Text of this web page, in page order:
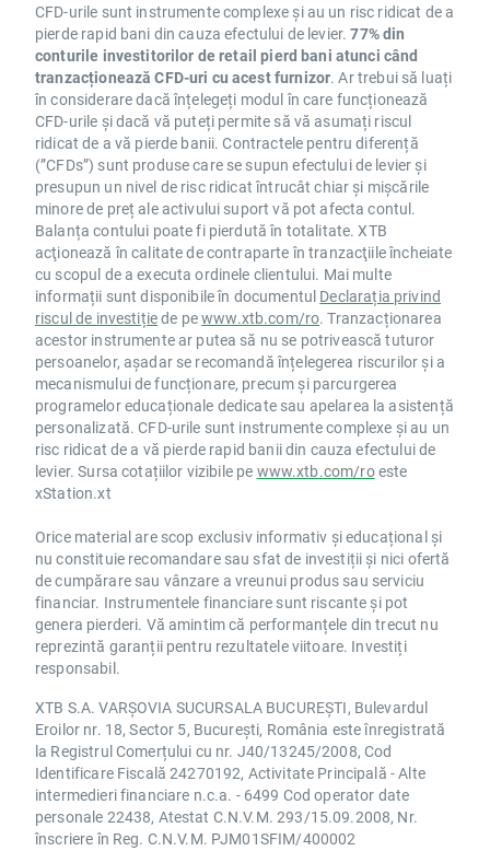
CFD-urile sunt instrumente complexe și au un risc ridicat de a
pierde rapid bani din cauza efectului de levier.77% din
conturile investitorilor de retail pierd bani atunci când
tranzacționează CFD-uri cu acest furnizor. Ar trebui să luați
în considerare dacă înțelegeți modul în care funcționează
CFD-urile și dacă vă puteți permite să vă asumați riscul
ridicat de a vă pierde banii. Contractele pentru diferență
(”CFDs”) sunt produse care se supun efectului de levier și
presupun un nivel de risc ridicat întrucât chiar și mișcările
minore de preț ale activului suport vă pot afecta contul.
Balanța contului poate fi pierdută în totalitate. XTB
acţionează în calitate de contraparte în tranzacţiile încheiate
cu scopul de a executa ordinele clientului. Mai multe
informații sunt disponibile în documentul Declarația privind
riscul de investițiede pewww.xtb.com/ro. Tranzacționarea
acestor instrumente ar putea să nu se potrivească tuturor
persoanelor, așadar se recomandă înțelegerea riscurilor și a
mecanismului de funcționare, precum și parcurgerea
programelor educaționale dedicate sau apelarea la asistență
personalizată. CFD-urile sunt instrumente complexe și au un
risc ridicat de a vă pierde rapid banii din cauza efectului de
levier. Sursa cotațiilor vizibile pe www.xtb.com/roeste
xStation.xt
Orice material are scop exclusiv informativ și educațional și
nu constituie recomandare sau sfat de investiții și nici ofertă
de cumpărare sau vânzare a vreunui produs sau serviciu
financiar. Instrumentele financiare sunt riscante și pot
genera pierderi. Vă amintim că performanțele din trecut nu
reprezintă garanții pentru rezultatele viitoare. Investiți
responsabil.
XTB S.A. VARȘOVIA SUCURSALA BUCUREȘTI, Bulevardul
Eroilor nr. 18, Sector 5, București, România este înregistrată
la Registrul Comerțului cu nr. J40/13245/2008, Cod
Identificare Fiscală 24270192, Activitate Principală - Alte
intermedieri financiare n.c.a. - 6499 Cod operator date
personale 22438, Atestat C.N.V.M. 293/15.09.2008, Nr.
înscriere în Reg. C.N.V.M. PJM01SFIM/400002